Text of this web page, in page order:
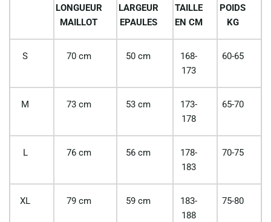
LONGUEUR
MAILLOT
LARGEUR
EPAULES
TAILLE
EN CM
POIDS
KG
S 70 cm 50 cm
168-
173
60-65
M 73 cm 53 cm
173-
178
65-70
L 76 cm 56 cm
178-
183
70-75
XL 79 cm 59 cm
183-
188
75-80